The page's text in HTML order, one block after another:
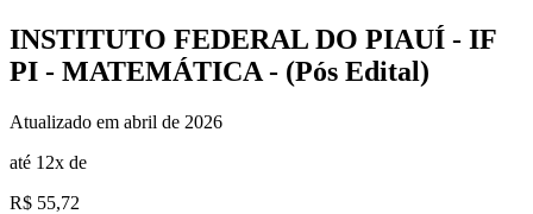
INSTITUTO FEDERAL DO PIAUÍ - IF
PI - MATEMÁTICA - (Pós Edital)
Atualizado em abril de 2026
até 12x de
R$ 55,72